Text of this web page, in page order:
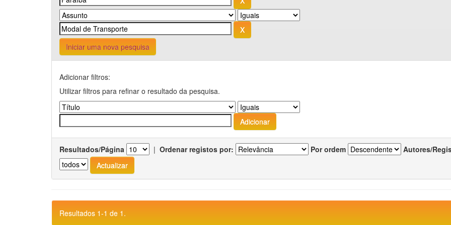
Iniciar uma nova pesquisa
Adicionar filtros:
Utilizar filtros para refinar o resultado da pesquisa.
Resultados/Página | Ordenar registos por: Por ordem Autores/
Resultados 1-1 de 1.